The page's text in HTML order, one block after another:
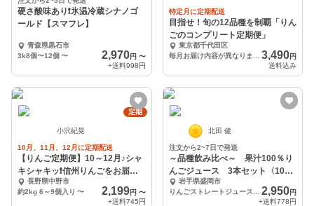
硬さ酸味あり❗️氷温冷蔵シナノゴ
ールド【スマフレ】
青森県黒石市
3k8個〜12個 〜 2,970円 〜
+送料998円
特定月に定期配送
目指せ！旬の12品種を制覇「りん
ごのコンプリート定期便」
東京都千代田区
3,490円
送料込み
定期
小沢紀晃
10月、11月、12月に定期配送
【りんご定期便】10～12月♪シャ
キシャキッ❗️信州りんごをお届け
します♪
長野県中野市
約2kg 6～9個入り 〜 2,199円 〜
+送料745円
北田 健
注文から2~7日で発送
～品種飲み比べ～ 果汁100％り
んごジュース 3本セット〈1000
㎖〉岩手県盛岡市
2,950円
+送料778円